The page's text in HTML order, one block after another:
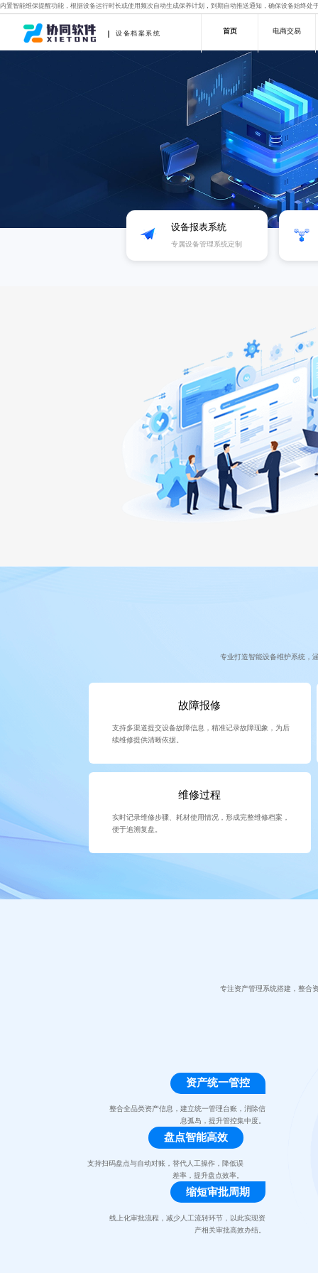
内置智能维保提醒功能，根据设备运行时长或使用频次自动生成保养计划，到期自动推送通知，确保设备始终处
设备档案系统 首页 电商交易
设备报表系统
专属设备管理系统定制
专业打造智能设备维护系统，
故障报修
支持多渠道提交设备故障信息，精准记录故障现象，为后
续维修提供清晰依据。
维修过程
实时记录维修步骤、耗材使用情况，形成完整维修档案，
便于追溯复盘。
专注资产管理系统搭建，整合
资产统一管控
整合全品类资产信息，建立统一管理台账，消除信
息孤岛，提升管控集中度。
盘点智能高效
支持扫码盘点与自动对账，替代人工操作，降低误
差率，提升盘点效率。
缩短审批周期
线上化审批流程，减少人工流转环节，以此实现资
产相关审批高效办结。